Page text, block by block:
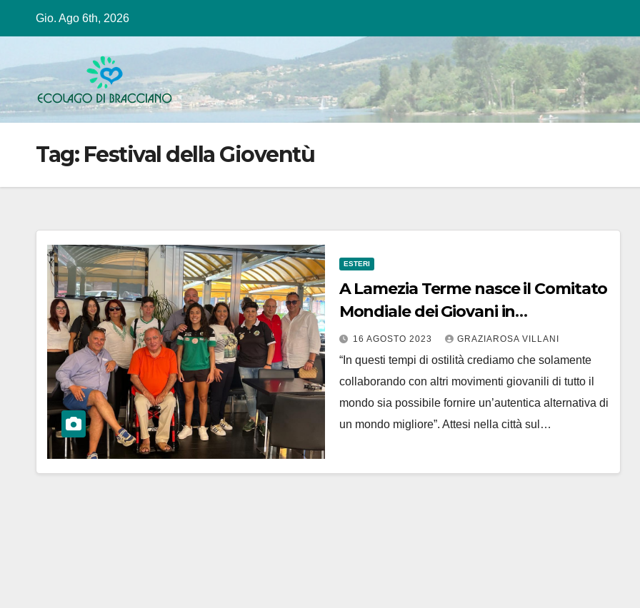
Gio. Ago 6th, 2026
Tag: Festival della Gioventù
ESTERI
A Lamezia Terme nasce il Comitato
Mondiale dei Giovani in
programma a Sochi in Russia nel
2024
16 AGOSTO 2023 GRAZIAROSA VILLANI
“In questi tempi di ostilità crediamo che solamente
collaborando con altri movimenti giovanili di tutto il
mondo sia possibile fornire un’autentica alternativa di
un mondo migliore”. Attesi nella città sul…